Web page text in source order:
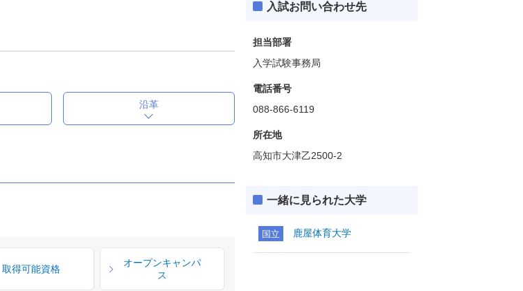
沿革
取得可能資格
オープンキャンパ
ス
入試お問い合わせ先
担当部署
入学試験事務局
電話番号
088-866-6119
所在地
高知市大津乙2500-2
一緒に見られた大学
国立 鹿屋体育大学